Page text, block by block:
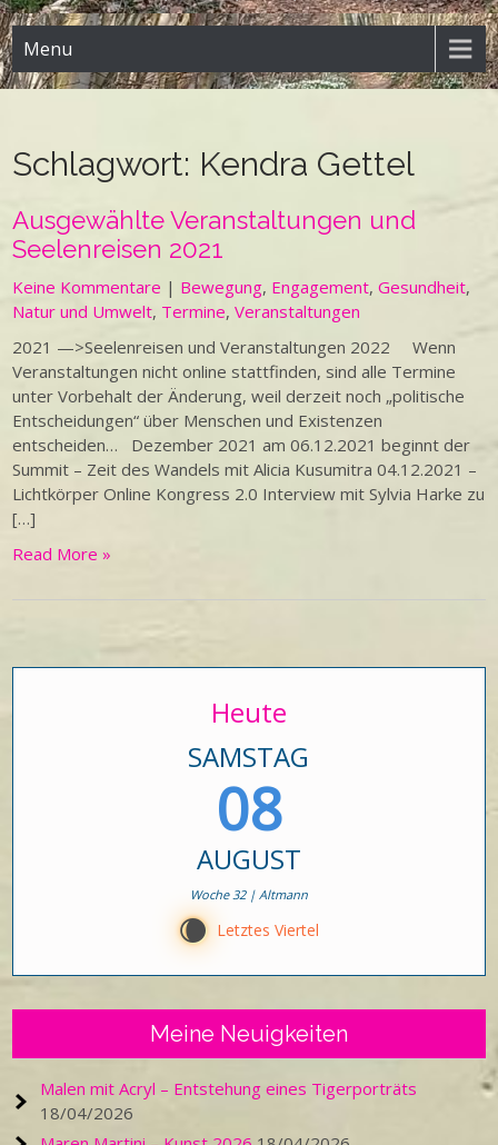
Menu
Schlagwort: Kendra Gettel
Ausgewählte Veranstaltungen und
Seelenreisen 2021
Keine Kommentare | Bewegung, Engagement,Gesundheit,
Natur und Umwelt, Termine,Veranstaltungen
2021 —>Seelenreisen und Veranstaltungen 2022 Wenn
Veranstaltungen nicht online stattfinden, sind alle Termine
unter Vorbehalt der Änderung, weil derzeit noch „politische
Entscheidungen“ über Menschen und Existenzen
entscheiden… Dezember 2021 am 06.12.2021 beginnt der
Summit – Zeit des Wandels mit Alicia Kusumitra 04.12.2021 –
Lichtkörper Online Kongress 2.0 Interview mit Sylvia Harke zu
[…]
Read More »
Heute
SAMSTAG
08
AUGUST
Woche 32 | Altmann
W Letztes Viertel
Meine Neuigkeiten
Malen mit Acryl – Entstehung eines Tigerporträts
18/04/2026